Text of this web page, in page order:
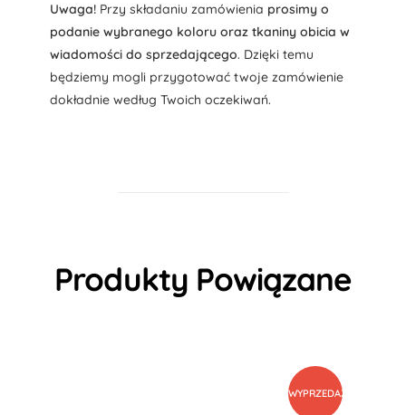
Uwaga! Przy składaniu zamówienia prosimy o
podanie wybranego koloru oraz tkaniny obicia w
wiadomości do sprzedającego. Dzięki temu
będziemy mogli przygotować twoje zamówienie
dokładnie według Twoich oczekiwań.
Produkty Powiązane
WYPRZEDAŻ